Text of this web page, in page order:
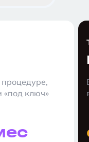
процедуре,
«под ключ»